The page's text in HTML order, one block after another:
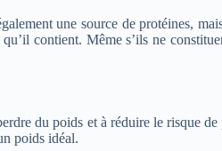
une source de protéines,
contient. Même s’ils ne
du poids et à réduire le risque
poids idéal.